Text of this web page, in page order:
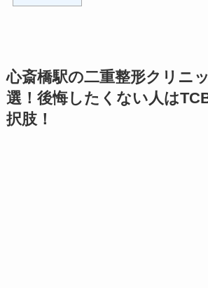
心斎橋駅の二重整形クリニ
選！後悔したくない人は
択肢！